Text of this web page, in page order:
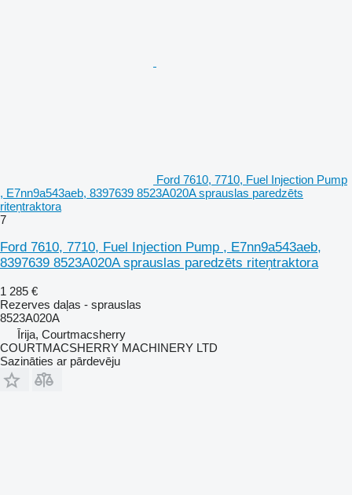
Ford 7610, 7710, Fuel Injection Pump
, E7nn9a543aeb, 8397639 8523A020A sprauslas paredzēts
riteņtraktora
7
Ford 7610, 7710, Fuel Injection Pump , E7nn9a543aeb,
8397639 8523A020A sprauslas paredzēts riteņtraktora
1 285 €
Rezerves daļas - sprauslas
8523A020A
Īrija, Courtmacsherry
COURTMACSHERRY MACHINERY LTD
Sazināties ar pārdevēju